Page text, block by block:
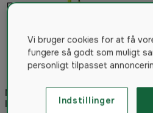
Mora Ice Super Nova Black
Ice drill
Vi bruger cookies for at få
fungere så godt som muligt
personligt tilpasset
Indstillinger